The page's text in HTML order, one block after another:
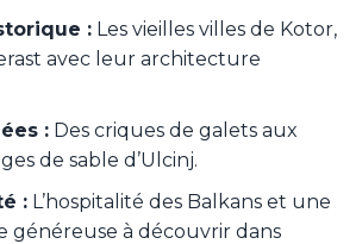
: Les vieilles villes de Kotor,
avec leur architecture
: Des criques de galets aux
de sable d’Ulcinj.
: L’hospitalité des Balkans et une
généreuse à découvrir dans